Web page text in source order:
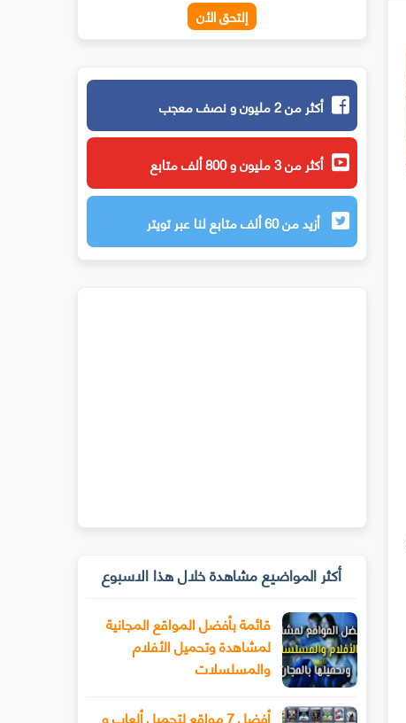
إلتحق الأن
أكثر من 2 مليون و نصف معجب
أكثر من 3 مليون و 800 ألف متابع
أزيد من 60 ألف متابع لنا عبر تويتر
أكثر المواضيع مشاهدة خلال هذا الاسبوع
قائمة بأفضل المواقع المجانية
لمشاهدة وتحميل الأفلام
والمسلسلات
أفضل 7 مواقع لتحميل ألعاب و